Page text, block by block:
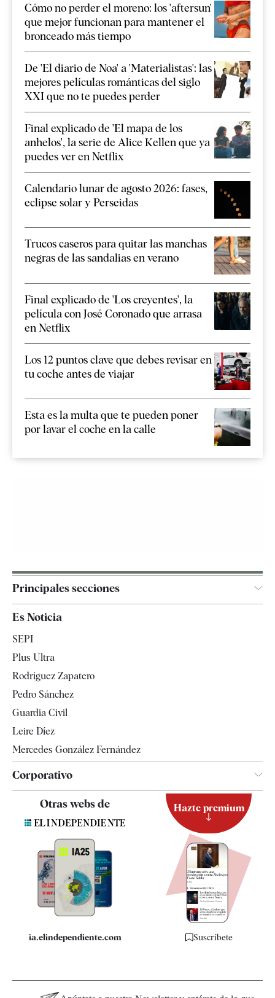
Cómo no perder el moreno: los 'aftersun'
que mejor funcionan para mantener el
bronceado más tiempo
De 'El diario de Noa' a 'Materialistas': las
mejores películas románticas del siglo
XXI que no te puedes perder
Final explicado de 'El mapa de los
anhelos', la serie de Alice Kellen que ya
puedes ver en Netflix
Calendario lunar de agosto 2026: fases,
eclipse solar y Perseidas
Trucos caseros para quitar las manchas
negras de las sandalias en verano
Final explicado de 'Los creyentes', la
película con José Coronado que arrasa
en Netflix
Los 12 puntos clave que debes revisar en
tu coche antes de viajar
Esta es la multa que te pueden poner
por lavar el coche en la calle
Principales secciones
Televisión
Es Noticia
SEPI
Plus Ultra
Rodríguez Zapatero
Pedro Sánchez
Guardia Civil
Leire Díez
Mercedes González Fernández
Corporativo
Quiénes somos
Especificaciones
Otras webs de
ia.elindependiente.com
Hazte premium
Suscríbete